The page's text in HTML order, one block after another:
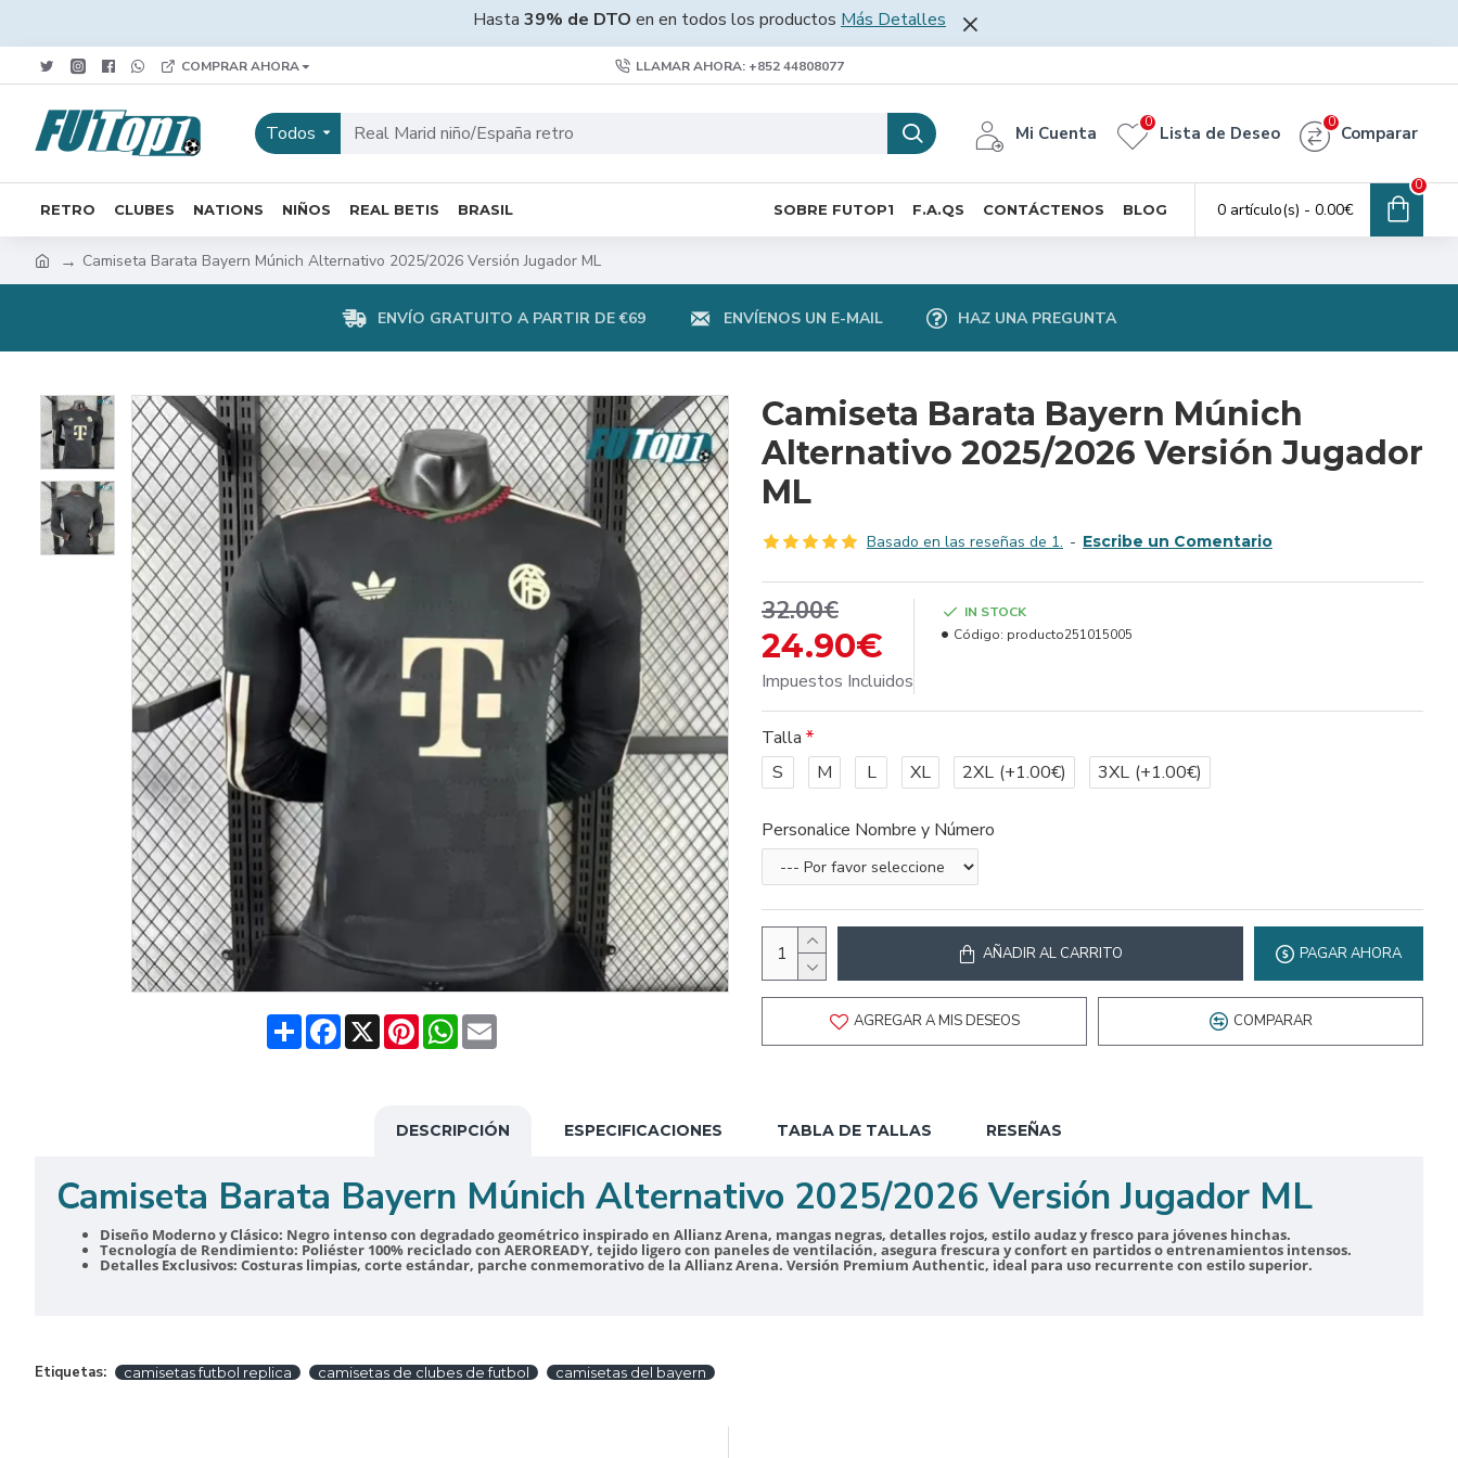
Hasta 39% de DTO en en todos los productos Más Detalles
COMPRAR AHORA LLAMAR AHORA: +852 44808077
Todos Mi Cuenta Lista de Deseo
0
Comparar
0
RETRO CLUBES NATIONS NIÑOS REAL BETIS BRASIL SOBRE FUTOP1 F.A.QS CONTÁCTENOS BLOG 0 artículo(s) - 0.00€
0
Camiseta Barata Bayern Múnich Alternativo 2025/2026 Versión Jugador ML
ENVÍO GRATUITO A PARTIR DE €69 ENVÍENOS UN E-MAIL HAZ UNA PREGUNTA
ShareFacebook
X PinterestWhatsApp
Email
Camiseta Barata Bayern Múnich
Alternativo 2025/2026 Versión Jugador
ML
Basado en las reseñas de 1. - Escribe un Comentario
24.90€
32.00€
Impuestos Incluidos
IN STOCK
Código: producto251015005
Talla
S
M L XL 2XL (+1.00€) 3XL (+1.00€)
Personalice Nombre y Número
AÑADIR AL CARRITO PAGAR AHORA
AGREGAR A MIS DESEOS COMPARAR
DESCRIPCIÓN ESPECIFICACIONES TABLA DE TALLAS RESEÑAS
Camiseta Barata Bayern Múnich Alternativo 2025/2026 Versión Jugador ML
Diseño Moderno y Clásico: Negro intenso con degradado geométrico inspirado en Allianz Arena, mangas negras, detalles rojos, estilo audaz y fresco para jóvenes hinchas.
Tecnología de Rendimiento: Poliéster 100% reciclado con AEROREADY, tejido ligero con paneles de ventilación, asegura frescura y confort en partidos o entrenamientos intensos.
Detalles Exclusivos: Costuras limpias, corte estándar, parche conmemorativo de la Allianz Arena. Versión Premium Authentic, ideal para uso recurrente con estilo superior.
Etiquetas: camisetas futbol replica camisetas de clubes de futbol camisetas del bayern